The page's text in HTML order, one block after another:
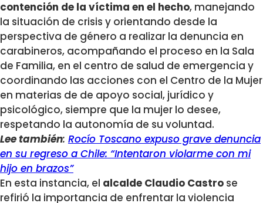
contención de la víctima en el hecho, manejando
la situación de crisis y orientando desde la
perspectiva de género a realizar la denuncia en
carabineros, acompañando el proceso en la Sala
de Familia, en el centro de salud de emergencia y
coordinando las acciones con el Centro de la Mujer
en materias de de apoyo social, jurídico y
psicológico, siempre que la mujer lo desee,
respetando la autonomía de su voluntad.
Lee también: Rocío Toscano expuso grave denuncia
en su regreso a Chile: “Intentaron violarme con mi
hijo en brazos”
En esta instancia, el alcalde Claudio Castro se
refirió la importancia de enfrentar la violencia